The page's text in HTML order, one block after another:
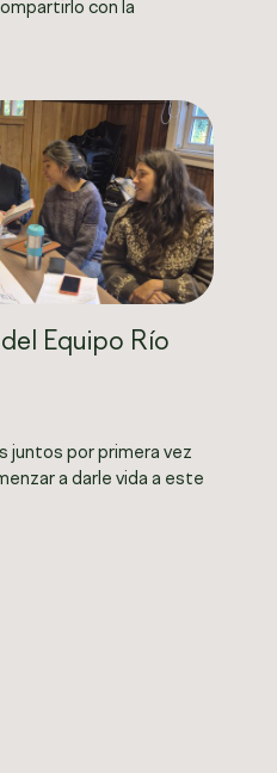
con la
Equipo Río
juntos por primera vez
a darle vida a este